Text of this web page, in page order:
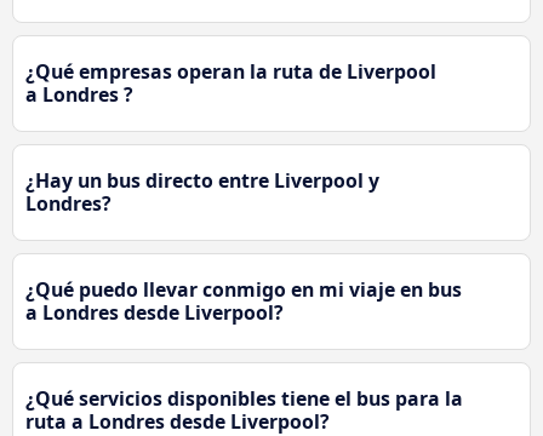
¿Qué empresas operan la ruta de Liverpool
a Londres ?
¿Hay un bus directo entre Liverpool y
Londres?
¿Qué puedo llevar conmigo en mi viaje en bus
a Londres desde Liverpool?
¿Qué servicios disponibles tiene el bus para la
ruta a Londres desde Liverpool?